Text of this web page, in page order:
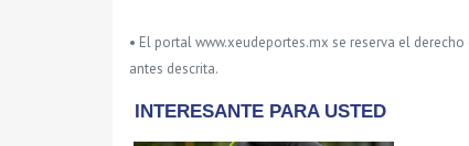
• El portal www.xeudeportes.mx se reserva el
antes descrita.